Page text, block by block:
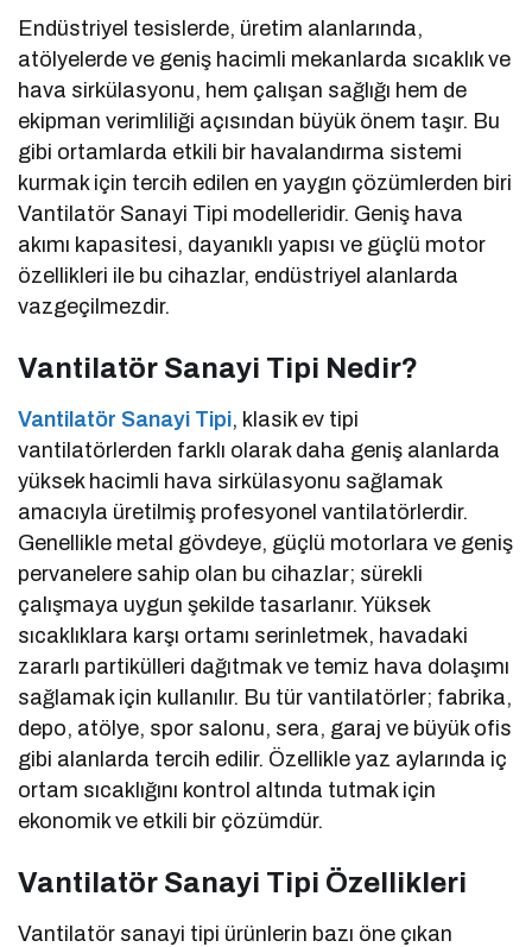
Endüstriyel tesislerde, üretim alanlarında,
atölyelerde ve geniş hacimli mekanlarda sıcaklık ve
hava sirkülasyonu, hem çalışan sağlığı hem de
ekipman verimliliği açısından büyük önem taşır. Bu
gibi ortamlarda etkili bir havalandırma sistemi
kurmak için tercih edilen en yaygın çözümlerden biri
Vantilatör Sanayi Tipi modelleridir. Geniş hava
akımı kapasitesi, dayanıklı yapısı ve güçlü motor
özellikleri ile bu cihazlar, endüstriyel alanlarda
vazgeçilmezdir.
Vantilatör Sanayi Tipi Nedir?
Vantilatör Sanayi Tipi, klasik ev tipi
vantilatörlerden farklı olarak daha geniş alanlarda
yüksek hacimli hava sirkülasyonu sağlamak
amacıyla üretilmiş profesyonel vantilatörlerdir.
Genellikle metal gövdeye, güçlü motorlara ve geniş
pervanelere sahip olan bu cihazlar; sürekli
çalışmaya uygun şekilde tasarlanır. Yüksek
sıcaklıklara karşı ortamı serinletmek, havadaki
zararlı partikülleri dağıtmak ve temiz hava dolaşımı
sağlamak için kullanılır. Bu tür vantilatörler; fabrika,
depo, atölye, spor salonu, sera, garaj ve büyük ofis
gibi alanlarda tercih edilir. Özellikle yaz aylarında iç
ortam sıcaklığını kontrol altında tutmak için
ekonomik ve etkili bir çözümdür.
Vantilatör Sanayi Tipi Özellikleri
Vantilatör sanayi tipi ürünlerin bazı öne çıkan